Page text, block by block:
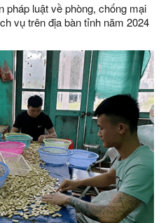
pháp luật về phòng, chống mại
vụ trên địa bàn tỉnh năm 2024